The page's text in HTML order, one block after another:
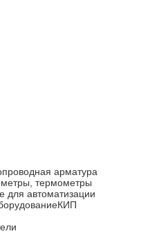
арматура
термометры
для автоматизации
КИП